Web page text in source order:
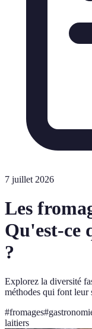
7 juillet 2026
Les
Qu'est-ce
?
Explorez la diversité
méthodes qui font leur
#fromages#
laitiers